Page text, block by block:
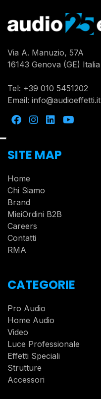
Via A. Manuzio, 57A
16143 Genova (GE) Italia
Tel: +39 010 5451202
Email: info@audioeffetti.it
SITE MAP
Home
Chi Siamo
Brand
MieiOrdini B2B
Careers
Contatti
RMA
CATEGORIE
Pro Audio
Home Audio
Video
Luce Professionale
Effetti Speciali
Strutture
Accessori